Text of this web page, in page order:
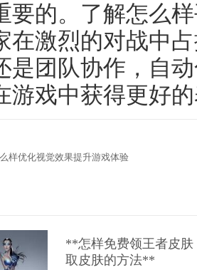
要的。了解怎么
在激烈的对战中
是团队协作，自
游戏中获得更好
样优化视觉效果提升游戏体验
**怎样免费领王者皮
取皮肤的方法**